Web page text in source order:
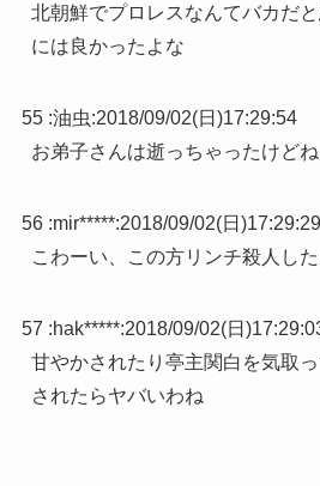
北朝鮮でプロレスなんてバカだ
には良かったよな
55 :油虫:2018/09/02(日)17:29:54
お弟子さんは逝っちゃったけどね
56 :mir*****:2018/09/02(日)17:29:29
こわーい、この方リンチ殺人し
57 :hak*****:2018/09/02(日
甘やかされたり亭主関白を気取
されたらヤバいわね